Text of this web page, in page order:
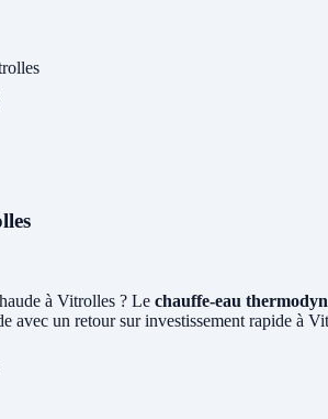
à Vitrolles ? Le chauffe-eau
avec un retour sur investissement rapide à